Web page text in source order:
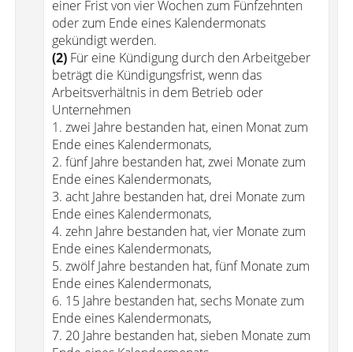
einer Frist von vier Wochen zum Fünfzehnten
oder zum Ende eines Kalendermonats
gekündigt werden.
(2)Für eine Kündigung durch den Arbeitgeber
beträgt die Kündigungsfrist, wenn das
Arbeitsverhältnis in dem Betrieb oder
Unternehmen
1. zwei Jahre bestanden hat, einen Monat zum
Ende eines Kalendermonats,
2. fünf Jahre bestanden hat, zwei Monate zum
Ende eines Kalendermonats,
3. acht Jahre bestanden hat, drei Monate zum
Ende eines Kalendermonats,
4. zehn Jahre bestanden hat, vier Monate zum
Ende eines Kalendermonats,
5. zwölf Jahre bestanden hat, fünf Monate zum
Ende eines Kalendermonats,
6. 15 Jahre bestanden hat, sechs Monate zum
Ende eines Kalendermonats,
7. 20 Jahre bestanden hat, sieben Monate zum